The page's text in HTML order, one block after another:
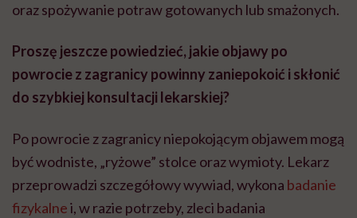
oraz spożywanie potraw gotowanych lub smażonych.
Proszę jeszcze powiedzieć, jakie objawy po
powrocie z zagranicy powinny zaniepokoić i skłonić
do szybkiej konsultacji lekarskiej?
Po powrocie z zagranicy niepokojącym objawem mogą
być wodniste, „ryżowe” stolce oraz wymioty. Lekarz
przeprowadzi szczegółowy wywiad, wykona badanie
fizykalnei, w razie potrzeby, zleci badania